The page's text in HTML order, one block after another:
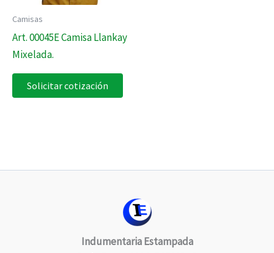
Camisas
Art. 00045E Camisa Llankay
Mixelada.
Solicitar cotización
Indumentaria Estampada